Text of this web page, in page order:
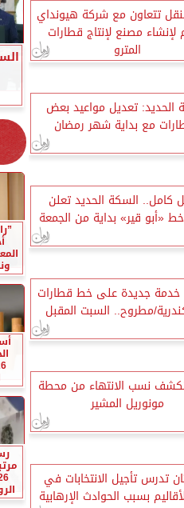
تتعاون مع شركة هيونداي
لإنشاء مصنع لإنتاج قطارات
المترو
الحديد: تعديل مواعيد بعض
مع بداية شهر رمضان
كامل.. السكة الحديد تعلن
«أبو قير» بداية من الجمعة
جديدة على خط قطارات
مطروح.. السبت المقبل
نسب الانتهاء من محطة
مونوريل المشير
تدرس تأجيل الانتخابات في
بسبب الحوادث الإرهابية